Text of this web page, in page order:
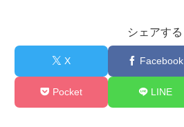
シェアする
X Facebook
Pocket LINE